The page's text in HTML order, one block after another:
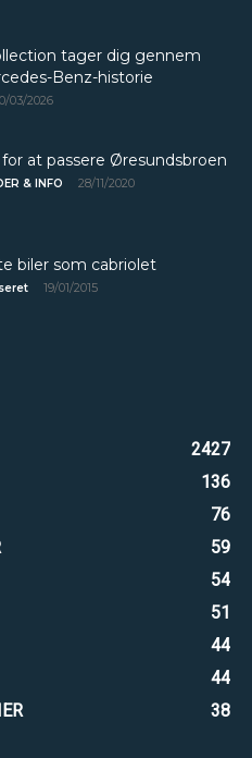
tager dig gennem
Benz-historie
03/2026
at passere Øresundsbroen
& INFO 28/11/2020
biler som cabriolet
19/01/2015
2427
136
76
59
54
51
44
44
38